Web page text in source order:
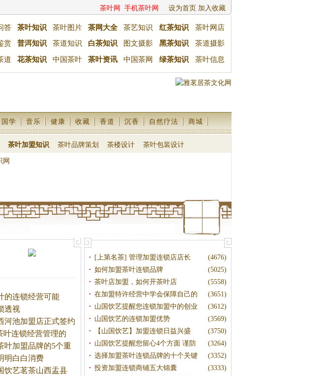
茶叶网 手机茶叶网 设为首页 加入收藏
答 茶叶知识 茶叶图片 茶网大全 茶艺知识 红茶知识
茶叶网店
赏 普洱知识 茶道知识 白茶知识 图文摄影 黑茶知识 茶道摄影
道 花茶知识 中国茶叶 茶叶资讯 中国茶网 绿茶知识 茶叶信息
国学 音乐 健康 收藏 香道 沉香 自然疗法 商城
茶叶加盟知识 茶叶品牌策划 茶楼设计 茶叶包装设计
的连锁经营可能
透视
河池加盟店正式签约
叶连锁经营管理的
叶加盟品牌的5个重
明白白消费
饮艺茗茶山西盂县
(4676)
[上第名茶] 管理加盟连锁店店长
(5025)
如何加盟茶叶连锁品牌
(5558)
茶叶店加盟，如何开茶叶店
(3651)
在加盟特许经营中学会保障自己的
(3612)
山国饮艺提醒您连锁加盟中的创业
(3569)
山国饮艺的连锁加盟优势
(3750)
【山国饮艺】加盟连锁日益兴盛
(3264)
山国饮艺提醒您留心4个方面 谨防
(3352)
选择加盟茶叶连锁品牌的十个关键
(3333)
投资加盟连锁商铺五大锦囊